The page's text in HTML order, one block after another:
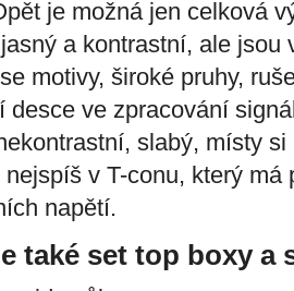
je možná jen celková
a kontrastní, ale jsou
motivy, široké pruhy,
desce ve zpracování
slabý, místy
v T-conu, který má
napětí.
také set top boxy a